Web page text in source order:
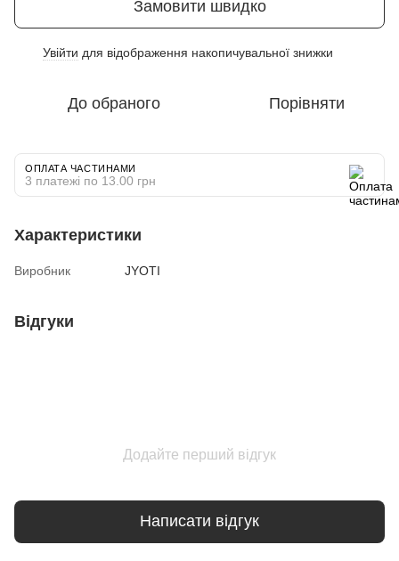
Замовити швидко
Увійти для відображення накопичувальної знижки
До обраного Порівняти
ОПЛАТА ЧАСТИНАМИ
3 платежі по 13.00 грн
Характеристики
Виробник JYOTI
Відгуки
Додайте перший відгук
Написати відгук